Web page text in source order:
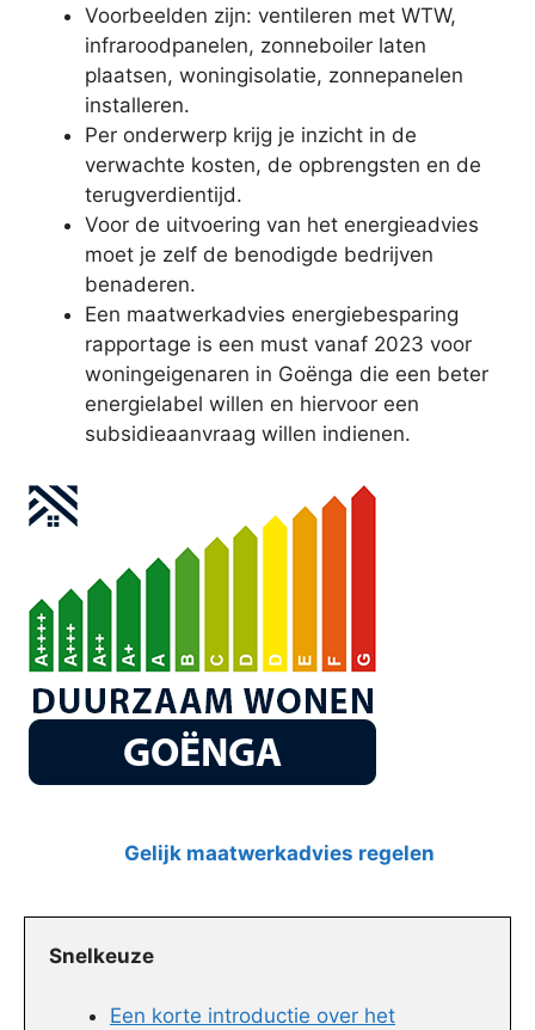
Voorbeelden zijn: ventileren met WTW,
infraroodpanelen, zonneboiler laten
plaatsen, woningisolatie, zonnepanelen
installeren.
Per onderwerp krijg je inzicht in de
verwachte kosten, de opbrengsten en de
terugverdientijd.
Voor de uitvoering van het energieadvies
moet je zelf de benodigde bedrijven
benaderen.
Een maatwerkadvies energiebesparing
rapportage is een must vanaf 2023 voor
woningeigenaren in Goënga die een beter
energielabel willen en hiervoor een
subsidieaanvraag willen indienen.
Gelijk maatwerkadvies regelen
Snelkeuze
Een korte introductie over het